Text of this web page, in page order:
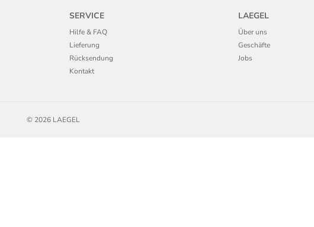
SERVICE
Hilfe & FAQ
Lieferung
Rücksendung
Kontakt
LAEGEL
Über uns
Geschäfte
Jobs
© 2026 LAEGEL